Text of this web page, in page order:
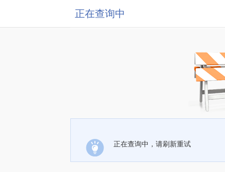
正在查询中
正在查询中，请刷新重试